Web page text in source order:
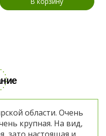
области. Очень
крупная. На вид,